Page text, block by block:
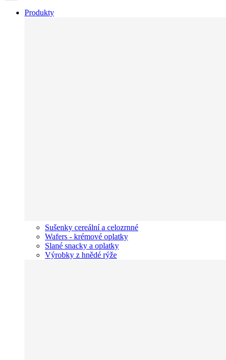
Produkty
Sušenky cereální a celozrnné
Wafers - krémové oplatky
Slané snacky a oplatky
Výrobky z hnědé rýže